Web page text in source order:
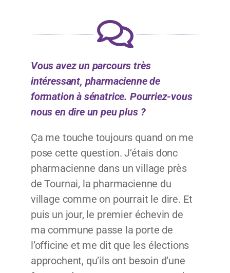
Vous avez un parcours très
intéressant, pharmacienne de
formation à sénatrice. Pourriez-vous
nous en dire un peu plus ?
Ça me touche toujours quand on me
pose cette question. J’étais donc
pharmacienne dans un village près
de Tournai, la pharmacienne du
village comme on pourrait le dire. Et
puis un jour, le premier échevin de
ma commune passe la porte de
l’officine et me dit que les élections
approchent, qu’ils ont besoin d’une